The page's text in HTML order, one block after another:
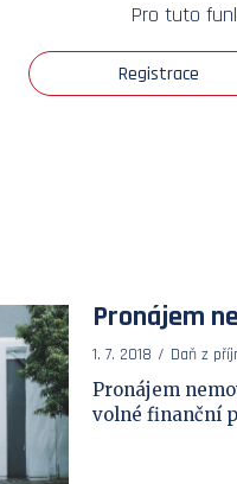
Pro tuto
Registrace
Pronájem
1. 7. 2018 Daň z
Pronájem
volné finanční